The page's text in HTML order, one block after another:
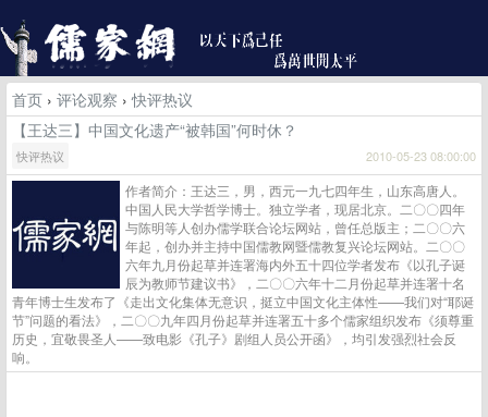
首页 › 评论观察 ›快评热议
【王达三】中国文化遗产“被韩国”何时休？
快评热议 2010-05-23 08:00:00
作者简介：王达三，男，西元一九七四年生，山东高唐人。
中国人民大学哲学博士。独立学者，现居北京。二〇〇四年
与陈明等人创办儒学联合论坛网站，曾任总版主；二〇〇六
年起，创办并主持中国儒教网暨儒教复兴论坛网站。二〇〇
六年九月份起草并连署海内外五十四位学者发布《以孔子诞
辰为教师节建议书》，二〇〇六年十二月份起草并连署十名
青年博士生发布了《走出文化集体无意识，挺立中国文化主体性——我们对“耶诞
节”问题的看法》，二〇〇九年四月份起草并连署五十多个儒家组织发布《须尊重
历史，宜敬畏圣人——致电影《孔子》剧组人员公开函》，均引发强烈社会反
响。